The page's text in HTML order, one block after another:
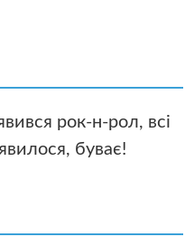
рок-н-рол, всі
буває!